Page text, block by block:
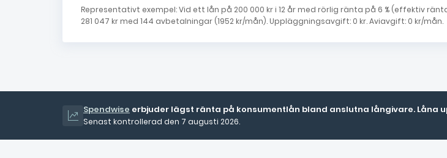
Representativt exempel: Vid ett lån på 200 000 kr i 12 år med rörlig ränta på 6 % (effektiv
281 047 kr med 144 avbetalningar (1952 kr/mån). Uppläggningsavgift: 0 kr. Aviavgift: 0 kr/mån.
Spendwise erbjuder lägst ränta på konsumentlån bland anslutna långivare. Låna
Senast kontrollerad den 7 augusti 2026.